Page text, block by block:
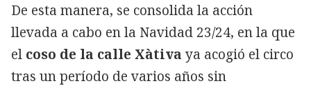
De esta manera, se consolida la acción
llevada a cabo en la Navidad 23/24, en la que
el coso de la calle Xàtiva ya acogió el circo
tras un período de varios años sin